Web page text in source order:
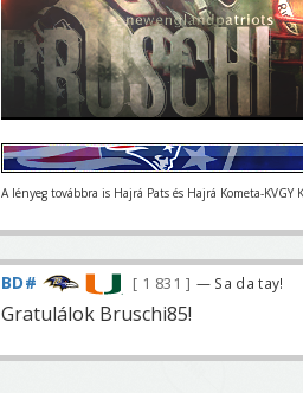
A lényeg továbbra is Hajrá Pats és Hajrá Kometa-KVGY
BD# 1 831 — Sa da tay!
Gratulálok Bruschi85!